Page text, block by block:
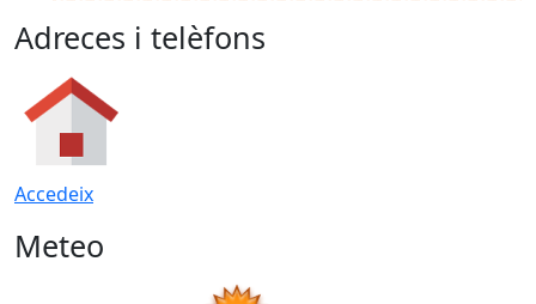
Adreces i telèfons
Accedeix
Meteo